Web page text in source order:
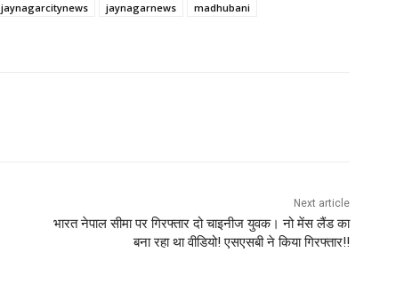
jaynagarcitynews jaynagarnews
madhubani
Next article
भारत नेपाल सीमा पर गिरफ्तार दो चाइनीज युवक। नो मेंस लैंड का
बना रहा था वीडियो! एसएसबी ने किया गिरफ्तार!!